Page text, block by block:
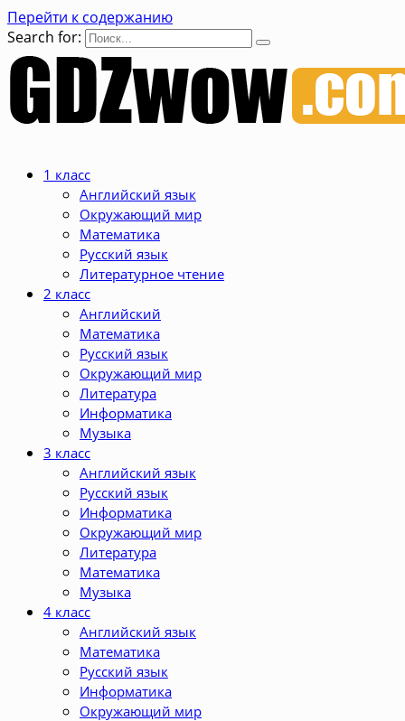
Перейти к содержанию
Search for:
1 класс
Английский язык
Окружающий мир
Математика
Русский язык
Литературное чтение
2 класс
Английский
Математика
Русский язык
Окружающий мир
Литература
Информатика
Музыка
3 класс
Английский язык
Русский язык
Информатика
Окружающий мир
Литература
Математика
Музыка
4 класс
Английский язык
Математика
Русский язык
Информатика
Окружающий мир